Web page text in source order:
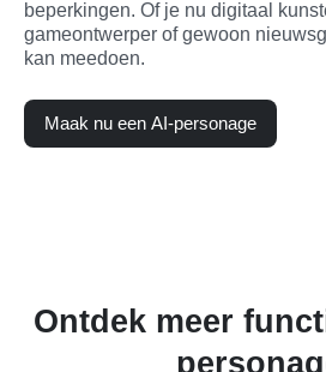
beperkingen. Of je nu digitaal
gameontwerper of gewoon
kan meedoen.
Maak nu een AI-personage
Ontdek meer